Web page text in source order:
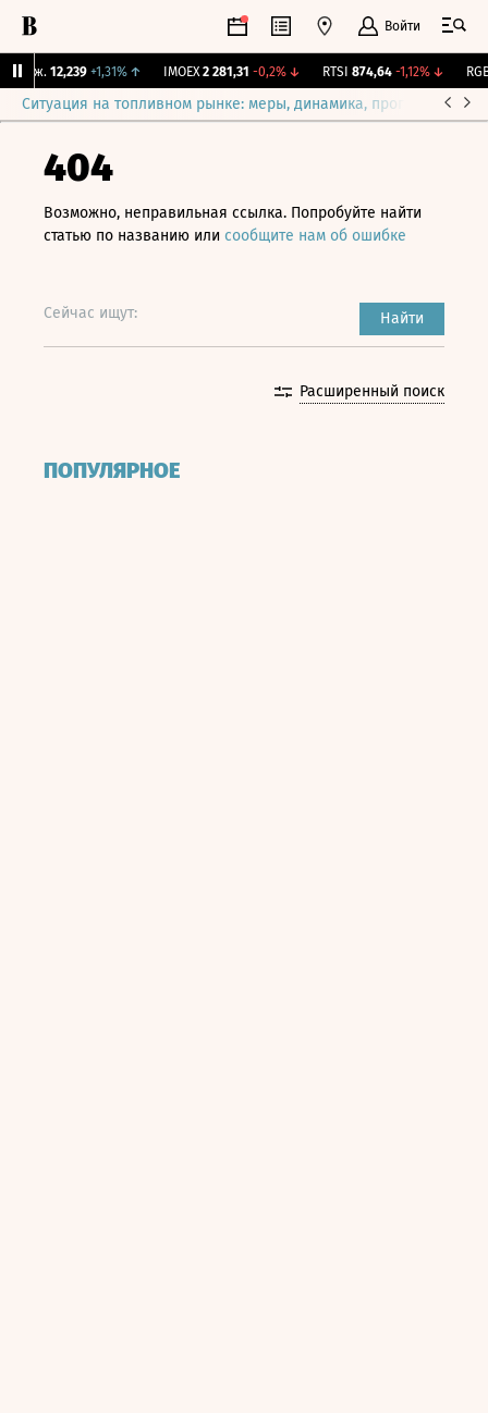
Войти
12,239 +1,31% ↑ IMOEX 2 281,31 -0,2%↓ RTSI 874,64 -1,12%↓ RGBI
Ситуация на топливном рынке: меры, динамика, прогнозы
404
Возможно, неправильная ссылка. Попробуйте найти
статью по названию или сообщите нам об ошибке
Сейчас ищут: Найти
Расширенный поиск
ПОПУЛЯРНОЕ